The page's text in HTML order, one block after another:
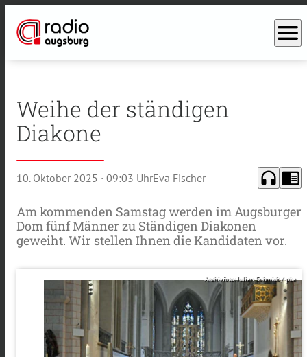
menu
Weihe der ständigen
Diakone
10. Oktober 2025 · 09:03 UhrEva Fischer headphones chrome_reader_mode
Am kommenden Samstag werden im Augsburger
Dom fünf Männer zu Ständigen Diakonen
geweiht. Wir stellen Ihnen die Kandidaten vor.
Archivfoto: Julian Schmidt / pba